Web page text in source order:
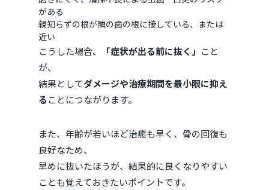
がある
親知らずの根が隣の歯の根に接している、または
近い
こうした場合、 「症状が出る前に抜く」 こと
が、
結果としてダメージや治療期間を最小限に抑え
ることにつながります。
また、年齢が若いほど治癒も早く、骨の回復も
良好なため、
早めに抜いたほうが、結果的に良くなりやすい
ことも覚えておきたいポイントです。